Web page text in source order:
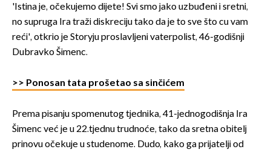
'Istina je, očekujemo dijete! Svi smo jako uzbuđeni i sretni,
no supruga Ira traži diskreciju tako da je to sve što cu vam
reći', otkrio je Storyju proslavljeni vaterpolist, 46-godišnji
Dubravko Šimenc.
>> Ponosan tata prošetao sa sinčićem
Prema pisanju spomenutog tjednika, 41-jednogodišnja Ira
Šimenc već je u 22.tjednu trudnoće, tako da sretna obitelj
prinovu očekuje u studenome. Dudo, kako ga prijatelji od